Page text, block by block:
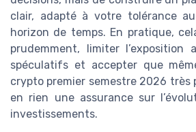
clair, adapté à votre tolérance
horizon de temps. En pratique,
prudemment, limiter
spéculatifs et accepter que
crypto premier semestre 2026
en rien une assurance sur
investissements.